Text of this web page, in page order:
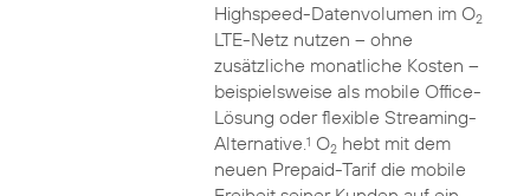
Highspeed-Datenvolumen im O2
LTE-Netz nutzen – ohne
zusätzliche monatliche Kosten –
beispielsweise als mobile Office-
Lösung oder flexible Streaming-
Alternative.1 O2hebt mit dem
neuen Prepaid-Tarif die mobile